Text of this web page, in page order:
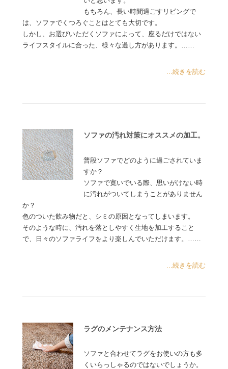
もちろん、長い時間過ごすリビングで
は、ソファでくつろぐことはとても大切です。
しかし、お選びいただくソファによって、座るだけではない
ライフスタイルに合った、様々な過し方があります。……
...続きを読む
ソファの汚れ対策にオススメの加工。
普段ソファでどのように過ごされていま
すか？
ソファで寛いでいる際、思いがけない時
に汚れがついてしまうことがありません
か？
色のついた飲み物だと、シミの原因となってしまいます。
そのような時に、汚れを落としやすく生地を加工すること
で、日々のソファライフをより楽しんでいただけます。……
...続きを読む
ラグのメンテナンス方法
ソファと合わせてラグをお使いの方も多
くいらっしゃるのではないでしょうか。